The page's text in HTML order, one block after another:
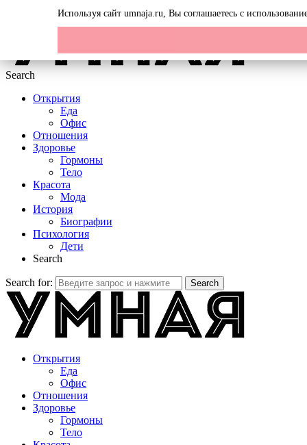
Search
Открытия
Еда
Офис
Отношения
Здоровье
Гормоны
Тело
Красота
Мода
История
Биографии
Психология
Дети
Search
Search for: Search
Открытия
Еда
Офис
Отношения
Здоровье
Гормоны
Тело
Используя сайт umnaja.ru, Вы соглашаетесь с